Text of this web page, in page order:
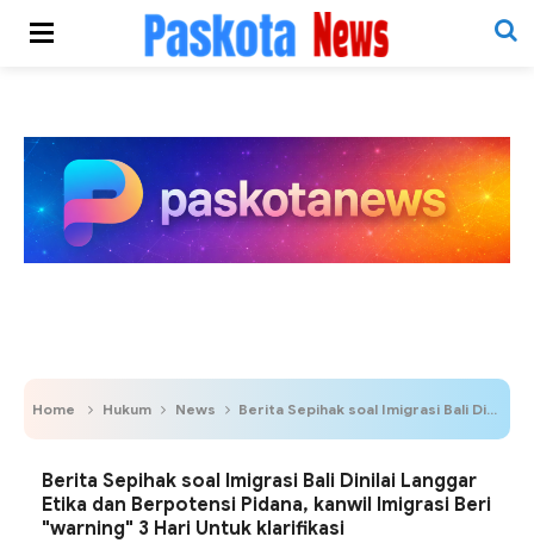
Home Hukum News Berita Sepihak soal Imigrasi Bali Dinilai Langgar Etika dan Berpotensi Pidana, kanwil Imigrasi Beri "warning" 3 Hari Untuk klarifikasi
Berita Sepihak soal Imigrasi Bali Dinilai Langgar
Etika dan Berpotensi Pidana, kanwil Imigrasi Beri
"warning" 3 Hari Untuk klarifikasi